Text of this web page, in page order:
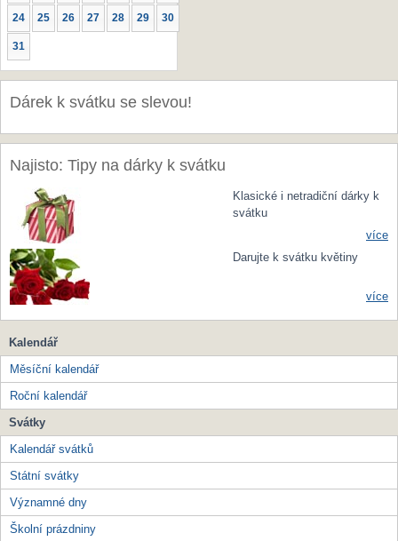
24 25 26 27 28 29 30
31
Dárek k svátku se slevou!
Najisto: Tipy na dárky k svátku
Klasické i netradiční dárky k
svátku
více
Darujte k svátku květiny
více
Kalendář
Měsíční kalendář
Roční kalendář
Svátky
Kalendář svátků
Státní svátky
Významné dny
Školní prázdniny